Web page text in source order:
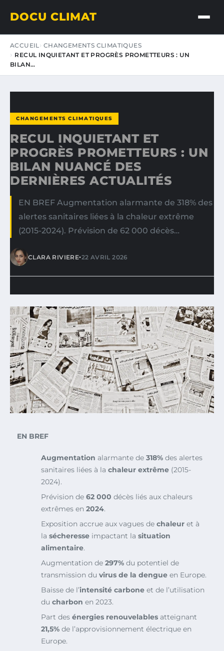
DOCU CLIMAT
ACCUEIL CHANGEMENTS CLIMATIQUES
RECUL INQUIETANT ET PROGRÈS PROMETTEURS : UN
BILAN…
CHANGEMENTS CLIMATIQUES
RECUL INQUIETANT ET
PROGRÈS PROMETTEURS : UN
BILAN NUANCÉ DES
DERNIÈRES ACTUALITÉS
EN BREF Augmentation alarmante de 318% des
alertes sanitaires liées à la chaleur extrême
(2015-2024). Prévision de 62 000 décès…
CLARA RIVIERE•22 AVRIL 2026
EN BREF
Augmentation alarmante de 318% des alertes
sanitaires liées à la chaleur extrême (2015-
2024).
Prévision de 62 000 décès liés aux chaleurs
extrêmes en 2024.
Exposition accrue aux vagues de chaleur et à
la sécheresse impactant la situation
alimentaire.
Augmentation de 297% du potentiel de
transmission du virus de la dengue en Europe.
Baisse de l’intensité carbone et de l’utilisation
du charbon en 2023.
Part des énergies renouvelables atteignant
21,5% de l’approvisionnement électrique en
Europe.